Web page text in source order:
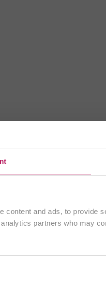
content and ads, to provide
partners who may